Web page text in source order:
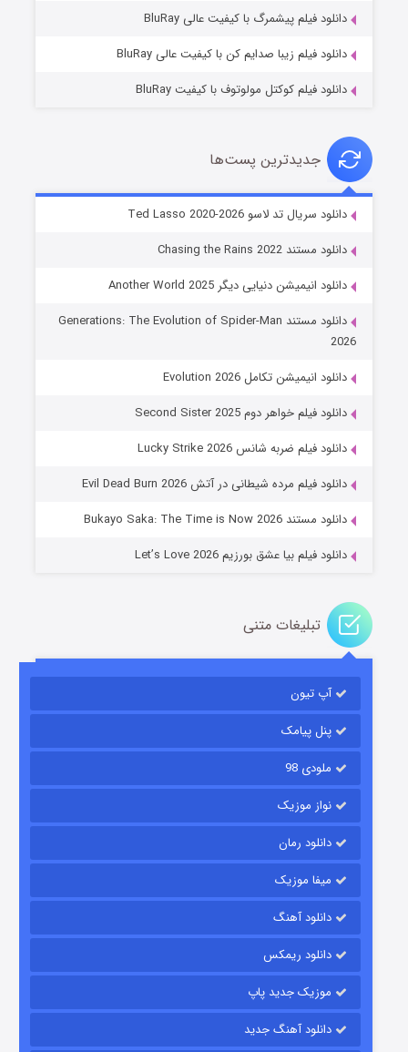
خاندان اژدها فصل ۳
جادوگری در مغولستان
باب اسفنجی فصل ۱۷
قسمت۶ (زیرنویس) منتشر شد
قسمت۱۵ (دوبله) منتشر شد
دانلود فیلم پیشمرگ با کیفیت عالی BluRay
دانلود فیلم زیبا صدایم کن با کیفیت عالی BluRay
دانلود فیلم کوکتل مولوتوف با کیفیت BluRay
جدیدترین پست‌ها
دانلود سریال تد لاسو Ted Lasso 2020-2026
دانلود مستند Chasing the Rains 2022
دانلود انیمیشن دنیایی دیگر Another World 2025
دانلود مستند Generations: The Evolution of Spider-Man
2026
دانلود انیمیشن تکامل Evolution 2026
دانلود فیلم خواهر دوم Second Sister 2025
دانلود فیلم ضربه شانس Lucky Strike 2026
دانلود فیلم مرده شیطانی در آتش Evil Dead Burn 2026
دانلود مستند Bukayo Saka: The Time is Now 2026
دانلود فیلم بیا عشق بورزیم Let’s Love 2026
تبلیغات متنی
آپ تیون
پنل پیامک
ملودی 98
نواز موزیک
دانلود رمان
میفا موزیک
دانلود آهنگ
دانلود ریمکس
موزیک جدید پاپ
دانلود آهنگ جدید